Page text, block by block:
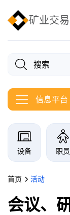
矿业交
信息平台
信息港交易
设备 职员
首页 活动
会议、